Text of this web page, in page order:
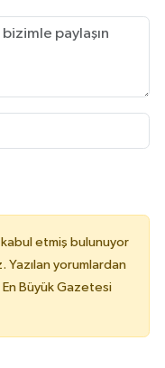
kabul etmiş bulunuyor
yorumlardan
Büyük Gazetesi